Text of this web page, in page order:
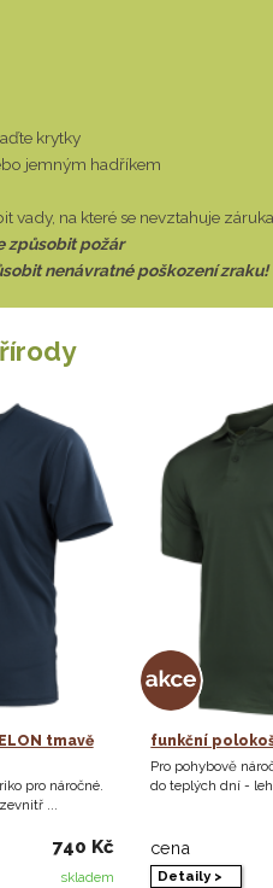
krytky
jemným hadříkem
vady, na které se nevztahuje záruka
způsobit požár
nenávratné poškození zraku!
tmavě
pro náročné.
...
740 Kč
skladem
funkční
Pro pohybově
do teplých dní -
cena
Detaily >